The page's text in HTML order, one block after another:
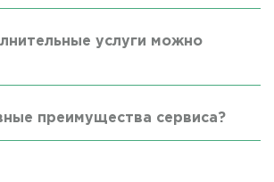
услуги можно
преимущества сервиса?